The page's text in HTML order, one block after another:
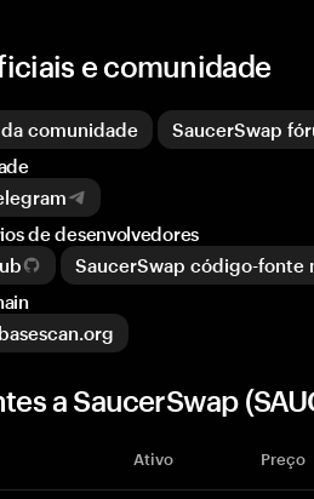
e comunidade
comunidade
SaucerSwap
de desenvolvedores
SaucerSwap código-fonte
basescan.org
a SaucerSwap
Ativo Preço